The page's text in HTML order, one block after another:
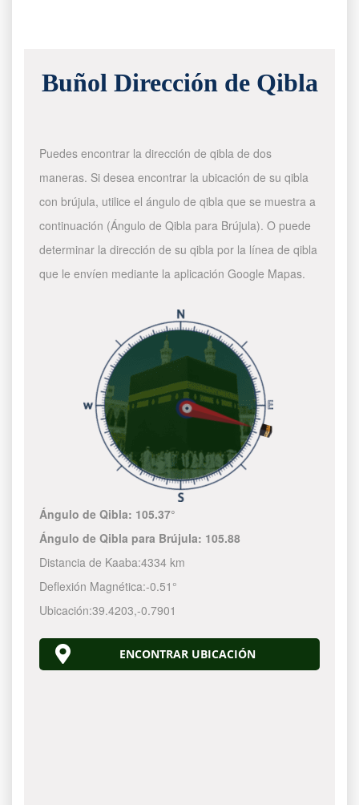
Buñol Dirección de Qibla
Puedes encontrar la dirección de qibla de dos
maneras. Si desea encontrar la ubicación de su qibla
con brújula, utilice el ángulo de qibla que se muestra a
continuación (Ángulo de Qibla para Brújula). O puede
determinar la dirección de su qibla por la línea de qibla
que le envíen mediante la aplicación Google Mapas.
Ángulo de Qibla: 105.37°
Ángulo de Qibla para Brújula: 105.88
Distancia de Kaaba:4334 km
Deflexión Magnética:-0.51°
Ubicación:39.4203,-0.7901
ENCONTRAR UBICACIÓN